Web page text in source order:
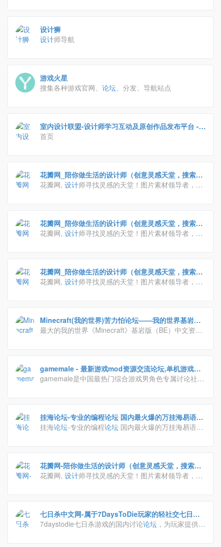
商务,建筑,风景,美食,家居,外景,背景等好看的图片设计
成长，百万图片量和
和设计灵感!
设计狮
设计师导航
游戏火星
搜集各种游戏官网、 论坛、分发、导航站点
室内设计联盟-设计师学习互动及原创作品发布平台 -
Powered by Discuz!
首页
花瓣网_陪你做生活的设计师（创意灵感天堂，搜索、
发现设计灵感、设计素材）
花瓣网, 设计师寻找灵感的天堂！图片素材领导者，帮
感,保存有用的素材,计划旅行,晒晒自己想要的东西
花瓣网_陪你做生活的设计师（创意灵感天堂，搜索、
发现设计灵感、设计素材）
花瓣网, 设计师寻找灵感的天堂！图片素材领导者，帮
感,保存有用的素材,计划旅行,晒晒自己想要的东西
花瓣网_陪你做生活的设计师（创意灵感天堂，搜索、
发现设计灵感、设计素材）
花瓣网, 设计师寻找灵感的天堂！图片素材领导者，帮
感,保存有用的素材,计划旅行,晒晒自己想要的东西
Minecraft(我的世界)苦力怕论坛——我的世界基岩
版，我的世界资源网，我的世界玩家论坛，我的世界下
最大的我的世界《Minecraft》基岩版（BE）中文资
际版安装包，以及优质的BE版附加包、BE版材质包、
此与他人交流、分享我的世界游戏经验。各路大神集聚
一坛，在这里你可以解决绝大多数问题。
gamemale - 最新游戏mod资源交流论坛,单机游戏补
丁下载,游戏玩家聚集地！
gamemale是中国最热门综合游戏男角色专属讨论社
挂海论坛-专业的编程论坛 国内最火爆的万挂海易语言
论坛
挂海论坛-专业的编程论坛 国内最火爆的万挂海易语言
花瓣网-陪你做生活的设计师（创意灵感天堂，搜索、
发现设计灵感、设计素材）
花瓣网, 设计师寻找灵感的天堂！图片素材领导者，帮
感,保存有用的素材,计划旅行,晒晒自己想要的东西
七日杀中文网-属于7DaysToDie玩家的轻社交七日杀
中文论坛！
7daystodie七日杀游戏的国内讨论论坛 ，为玩家提供一